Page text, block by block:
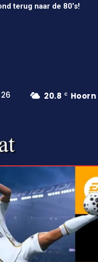
terug naar de 80’s!
in Wervershoof
20.8 C Hoorn